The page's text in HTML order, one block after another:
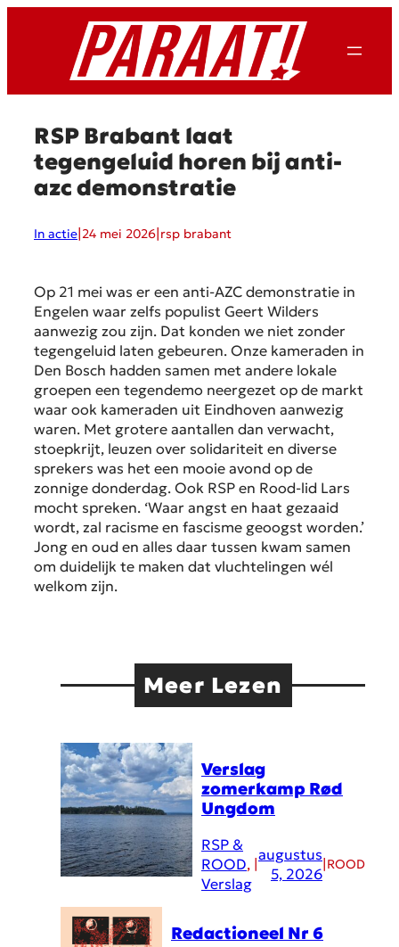
RSP Brabant laat
tegengeluid horen bij anti-
azc demonstratie
In actie 24 mei 2026 rsp brabant
Op 21 mei was er een anti-AZC demonstratie in
Engelen waar zelfs populist Geert Wilders
aanwezig zou zijn. Dat konden we niet zonder
tegengeluid laten gebeuren. Onze kameraden in
Den Bosch hadden samen met andere lokale
groepen een tegendemo neergezet op de markt
waar ook kameraden uit Eindhoven aanwezig
waren. Met grotere aantallen dan verwacht,
stoepkrijt, leuzen over solidariteit en diverse
sprekers was het een mooie avond op de
zonnige donderdag. Ook RSP en Rood-lid Lars
mocht spreken. ‘Waar angst en haat gezaaid
wordt, zal racisme en fascisme geoogst worden.’
Jong en oud en alles daar tussen kwam samen
om duidelijk te maken dat vluchtelingen wél
welkom zijn.
Meer Lezen
Verslag
zomerkamp Rød
Ungdom
RSP &
ROOD
Verslag
augustus
5, 2026
ROOD
Redactioneel Nr 6